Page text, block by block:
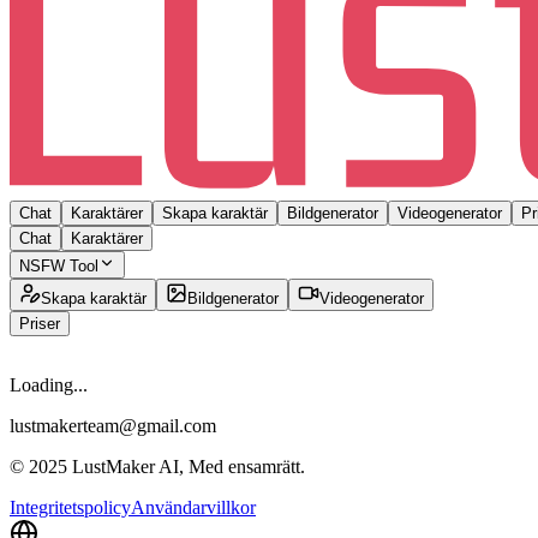
Chat Karaktärer Skapa karaktär Bildgenerator Videogenerator
Chat
Karaktärer
NSFW Tool
Skapa karaktär
Bildgenerator
Videogenerator
Priser
Loading...
lustmakerteam@gmail.com
© 2025 LustMaker AI, Med ensamrätt.
IntegritetspolicyAnvändarvillkor